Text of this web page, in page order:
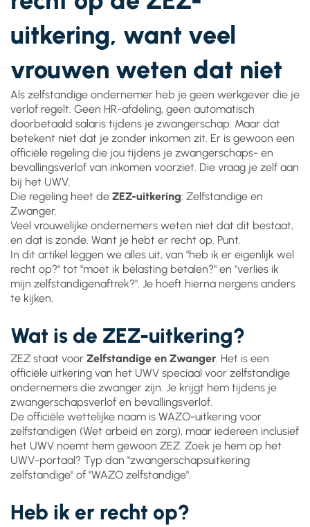
uitkering, want veel
vrouwen weten dat niet
Als zelfstandige ondernemer heb je geen werkgever die je
verlof regelt. Geen HR-afdeling, geen automatisch
doorbetaald salaris tijdens je zwangerschap. Maar dat
betekent niet dat je zonder inkomen zit. Er is gewoon een
officiële regeling die jou tijdens je zwangerschaps- en
bevallingsverlof van inkomen voorziet. Die vraag je zelf aan
bij het UWV.
Die regeling heet de ZEZ-uitkering: Zelfstandige en
Zwanger.
Veel vrouwelijke ondernemers weten niet dat dit bestaat,
en dat is zonde. Want je hebt er recht op. Punt.
In dit artikel leggen we alles uit, van "heb ik er eigenlijk wel
recht op?" tot "moet ik belasting betalen?" en "verlies ik
mijn zelfstandigenaftrek?". Je hoeft hierna nergens anders
te kijken.
Wat is de ZEZ-uitkering?
ZEZ staat voor Zelfstandige en Zwanger . Het is een
officiële uitkering van het UWV speciaal voor zelfstandige
ondernemers die zwanger zijn. Je krijgt hem tijdens je
zwangerschapsverlof en bevallingsverlof.
De officiële wettelijke naam is WAZO-uitkering voor
zelfstandigen (Wet arbeid en zorg), maar iedereen inclusief
het UWV noemt hem gewoon ZEZ. Zoek je hem op het
UWV-portaal? Typ dan "zwangerschapsuitkering
zelfstandige" of "WAZO zelfstandige".
Heb ik er recht op?